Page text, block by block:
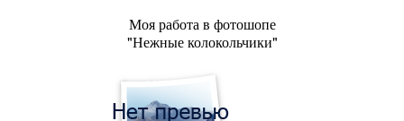
Моя работа в фотошопе
"Нежные колокольчики"